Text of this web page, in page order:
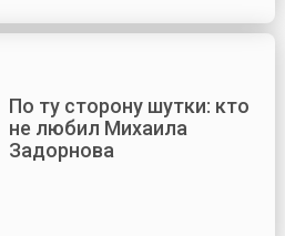
По ту сторону шутки: кто
не любил Михаила
Задорнова